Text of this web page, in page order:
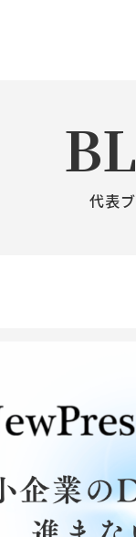
代表